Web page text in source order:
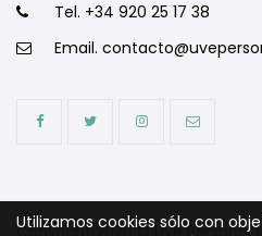
Tel. +34 920 25 17 38
Email.
Utilizamos cookies sólo con